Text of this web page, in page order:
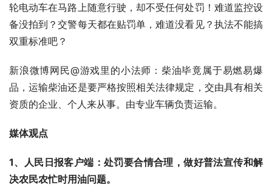
轮电动车在马路上随意行驶，却不受任何处罚！难道监控设
备没拍到？交警每天都在贴罚单，难道没看见？执法不能搞
双重标准吧？
新浪微博网民@游戏里的小法师：柴油毕竟属于易燃易爆
品，运输柴油还是要严格按照相关法律规定，交由具有相关
资质的企业、个人来从事。由专业车辆负责运输。
媒体观点
1、人民日报客户端：处罚要合情合理，做好普法宣传和解
决农民农忙时用油问题。